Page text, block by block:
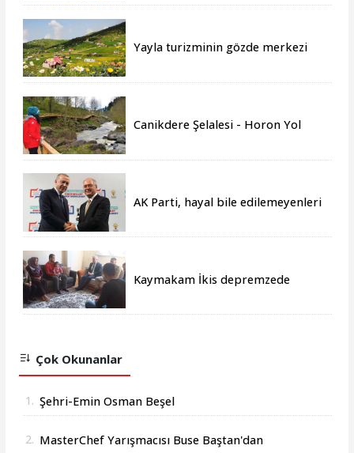
Yayla turizminin gözde merkezi
Canikdere Şelalesi - Horon Yol
AK Parti, hayal bile edilemeyenleri
Kaymakam İkis depremzede
Çok Okunanlar
1. Şehri-Emin Osman Beşel
2. MasterChef Yarışmacısı Buse Baştan'dan